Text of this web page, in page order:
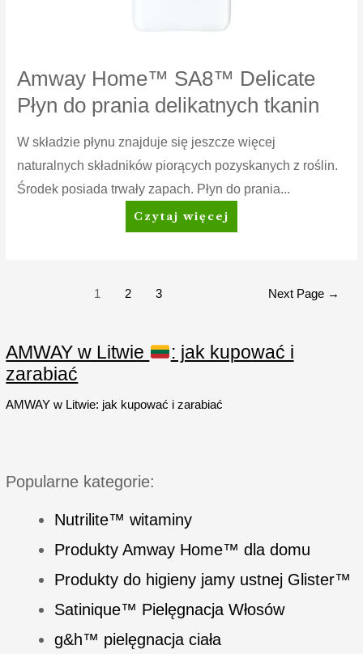
Amway Home™ SA8™ Delicate
Płyn do prania delikatnych tkanin
W składzie płynu znajduje się jeszcze więcej
naturalnych składników piorących pozyskanych z roślin.
Środek posiada trwały zapach. Płyn do prania...
Amway
Home™
Płyn
delikatnych
tkanin
Czytaj więcej
1 2 3 Next Page →
AMWAY w Litwie
: jak kupować i
zarabiać
AMWAY w Litwie: jak kupować i zarabiać
Popularne kategorie:
Nutrilite™ witaminy
Produkty Amway Home™ dla domu
Produkty do higieny jamy ustnej Glister™
Satinique™ Pielęgnacja Włosów
g&h™ pielęgnacja ciała